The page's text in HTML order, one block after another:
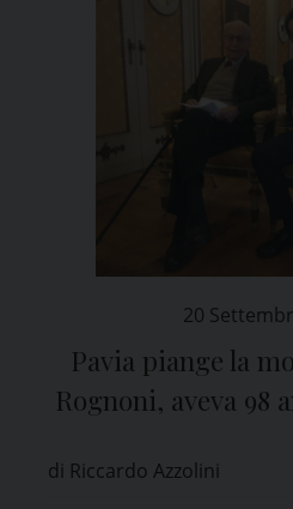
20
Pavia piange la
Rognoni, aveva 98
di Riccardo Azzolini